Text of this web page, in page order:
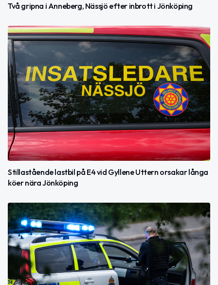
Två gripna i Anneberg, Nässjö efter inbrott i Jönköping
Stillastående lastbil på E4 vid Gyllene Uttern orsakar långa
köer nära Jönköping